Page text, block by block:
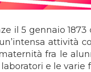
il 5 gennaio
attività
fra le
e le